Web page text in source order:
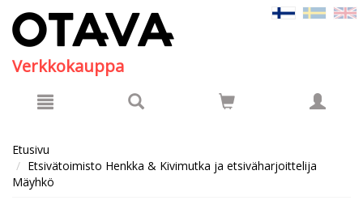
Verkkokauppa
Etusivu
Etsivätoimisto Henkka & Kivimutka ja etsiväharjoittelija
Mäyhkö